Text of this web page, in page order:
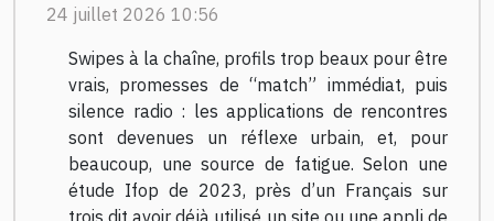
24 juillet 2026 10:56
Swipes à la chaîne, profils trop beaux pour être
vrais, promesses de “match” immédiat, puis
silence radio : les applications de rencontres
sont devenues un réflexe urbain, et, pour
beaucoup, une source de fatigue. Selon une
étude Ifop de 2023, près d’un Français sur
trois dit avoir déjà utilisé un site ou une appli de